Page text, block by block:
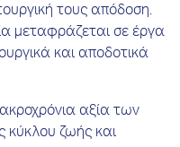
τους απόδοση.
μεταφράζεται σε έργα
και αποδοτικά
αξία των
κύκλου ζωής και